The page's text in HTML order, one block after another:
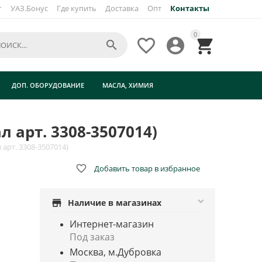
УАЗ.Бонус Где купить Доставка Опт Контакты
0




ДОП. ОБОРУДОВАНИЕ МАСЛА, ХИМИЯ
арт. 3308-3507014)
3308-3507014)
 Добавить товар в избранное
store Наличие в магазинах
Интернет-магазин
Под заказ
Москва, м.Дубровка